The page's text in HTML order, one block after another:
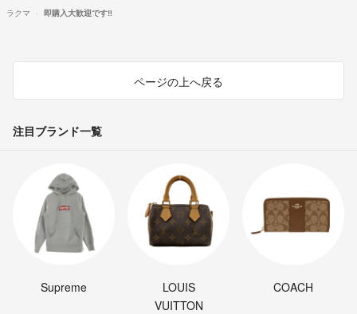
ラクマ 即購入大歓迎です‼
ページの上へ戻る
注目ブランド一覧
Supreme
LOUIS
VUITTON
COACH